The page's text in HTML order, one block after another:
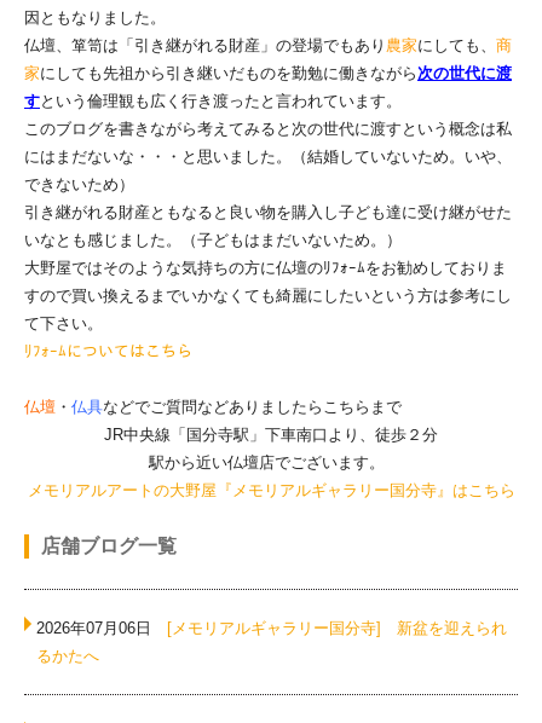
因ともなりました。
仏壇、箪笥は「引き継がれる財産」の登場でもあり 農家にしても、 商
家にしても先祖から引き継いだものを勤勉に働きながら次の世代に渡
すという倫理観も広く行き渡ったと言われています。
このブログを書きながら考えてみると次の世代に渡すという概念は私
にはまだないな・・・と思いました。（結婚していないため。いや、
できないため）
引き継がれる財産ともなると良い物を購入し子ども達に受け継がせた
いなとも感じました。（子どもはまだいないため。）
大野屋ではそのような気持ちの方に仏壇のﾘﾌｫｰﾑをお勧めしておりま
すので買い換えるまでいかなくても綺麗にしたいという方は参考にし
て下さい。
ﾘﾌｫｰﾑについてはこちら
仏壇 ・ 仏具などでご質問などありましたらこちらまで
JR中央線「国分寺駅」下車南口より、徒歩２分
駅から近い仏壇店でございます。
メモリアルアートの大野屋『メモリアルギャラリー国分寺』はこちら
店舗ブログ一覧
2026年07月06日 [メモリアルギャラリー国分寺]
新盆を迎えられ
るかたへ